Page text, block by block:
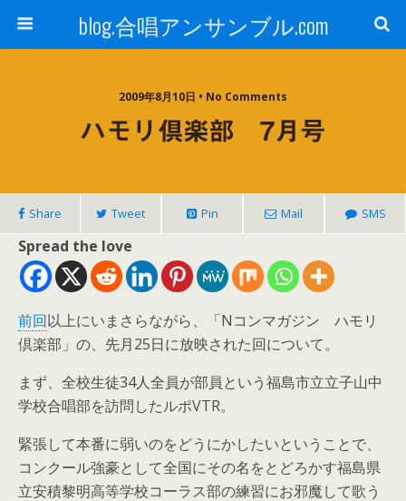
blog.合唱アンサンブル.com
2009年8月10日 • No Comments
ハモリ倶楽部 7月号
Share Tweet Pin Mail SMS
Spread the love
前回以上にいまさらながら、「Nコンマガジン ハモリ
倶楽部」の、先月25日に放映された回について。
まず、全校生徒34人全員が部員という福島市立立子山中
学校合唱部を訪問したルポVTR。
緊張して本番に弱いのをどうにかしたいということで、
コンクール強豪として全国にその名をとどろかす福島県
立安積黎明高等学校コーラス部の練習にお邪魔して歌う